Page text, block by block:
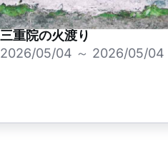
三重院の火渡り
2026/05/04 ～ 2026/05/04